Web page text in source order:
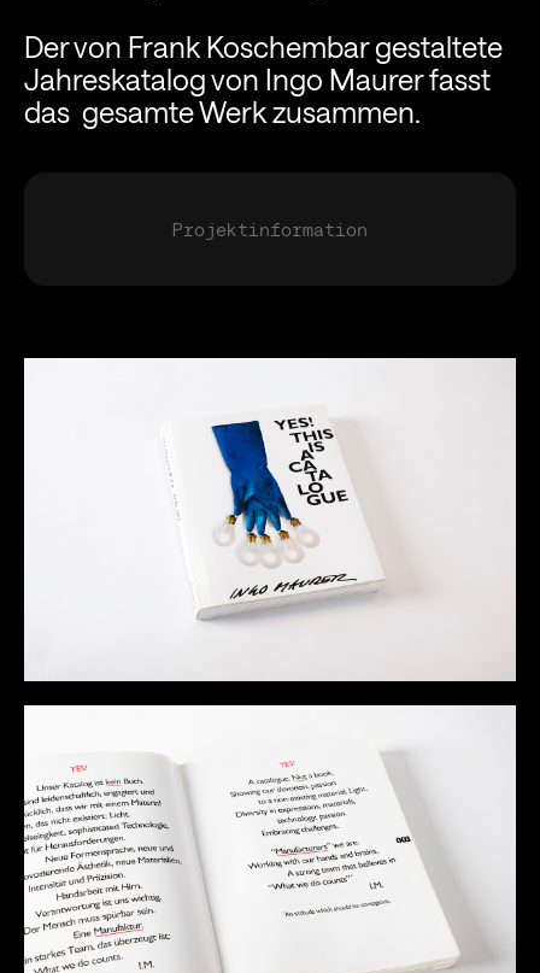
Der von Frank Koschembar gestaltete
Jahreskatalog von Ingo Maurer fasst
das gesamte Werk zusammen.
Projektinformation